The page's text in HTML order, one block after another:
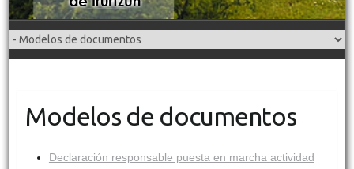
Modelos de documentos
Declaración responsable puesta en marcha actividad